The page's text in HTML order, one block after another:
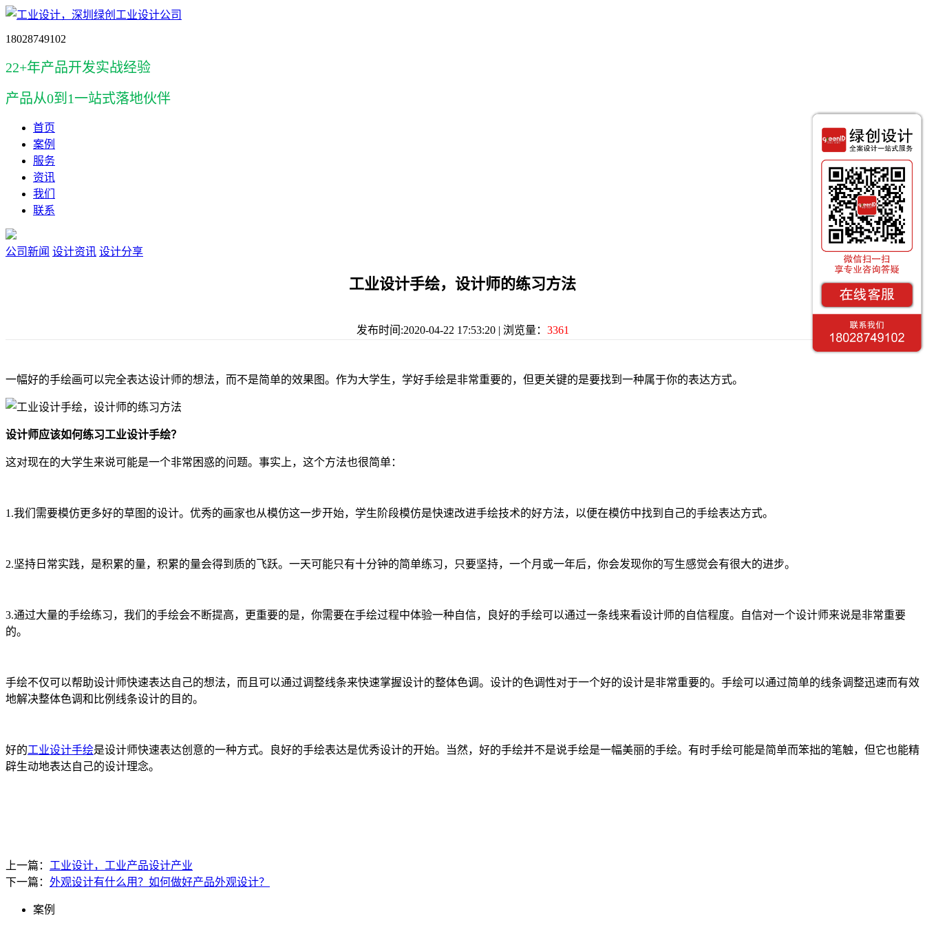
18028749102
22+年产品开发实战经验
产品从0到1一站式落地伙伴
首页
案例
服务
资讯
我们
联系
公司新闻 设计资讯 设计分享
工业设计手绘，设计师的练习方法
发布时间:2020-04-22 17:53:20 | 浏览量： 3361
一幅好的手绘画可以完全表达设计师的想法，而不是简单的效果图。作为大学生，学好手绘是非常重要的，但更关键的是要找到一种属于你的表达方式。
设计师应该如何练习工业设计手绘？
这对现在的大学生来说可能是一个非常困惑的问题。事实上，这个方法也很简单：
1.我们需要模仿更多好的草图的设计。优秀的画家也从模仿这一步开始，学生阶段模仿是快速改进手绘技术的好方法，以便在模仿中找到自己的手绘表达方式。
2.坚持日常实践，是积累的量，积累的量会得到质的飞跃。一天可能只有十分钟的简单练习，只要坚持，一个月或一年后，你会发现你的写生感觉会有很大的进步。
3.通过大量的手绘练习，我们的手绘会不断提高，更重要的是，你需要在手绘过程中体验一种自信，良好的手绘可以通过一条线来看设计师的自信程度。自信对一个设计师来说是非常重要
的。
手绘不仅可以帮助设计师快速表达自己的想法，而且可以通过调整线条来快速掌握设计的整体色调。设计的色调性对于一个好的设计是非常重要的。手绘可以通过简单的线条调整迅速而有效
地解决整体色调和比例线条设计的目的。
好的工业设计手绘是设计师快速表达创意的一种方式。良好的手绘表达是优秀设计的开始。当然，好的手绘并不是说手绘是一幅美丽的手绘。有时手绘可能是简单而笨拙的笔触，但它也能精
辟生动地表达自己的设计理念。
上一篇： 工业设计，工业产品设计产业
下一篇： 外观设计有什么用？如何做好产品外观设计？
案例